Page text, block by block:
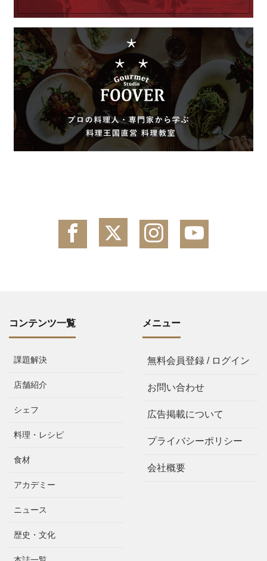
コンテンツ一覧
課題解決
店舗紹介
シェフ
料理・レシピ
食材
アカデミー
ニュース
歴史・文化
メニュー
無料会員登録 / ログイン
お問い合わせ
広告掲載について
プライバシーポリシー
会社概要